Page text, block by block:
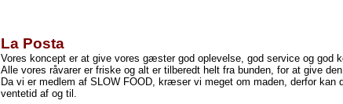
La Posta
Vores koncept er at give vores gæster god oplevelse, god service og god
Alle vores råvarer er friske og alt er tilberedt helt fra bunden, for at give
Da vi er medlem af SLOW FOOD, kræser vi meget om maden, derfor kan
ventetid af og til.